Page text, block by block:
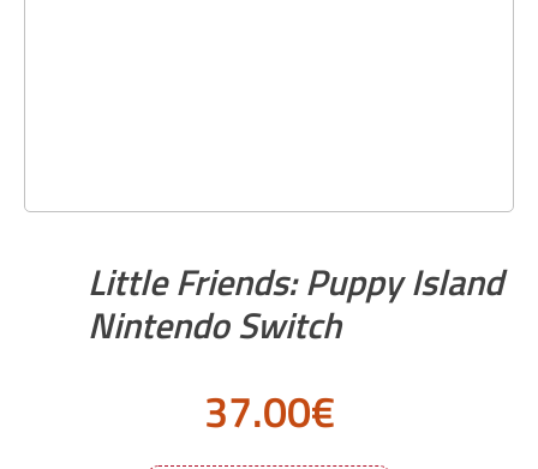
Little Friends: Puppy Island
Nintendo Switch
37.00€